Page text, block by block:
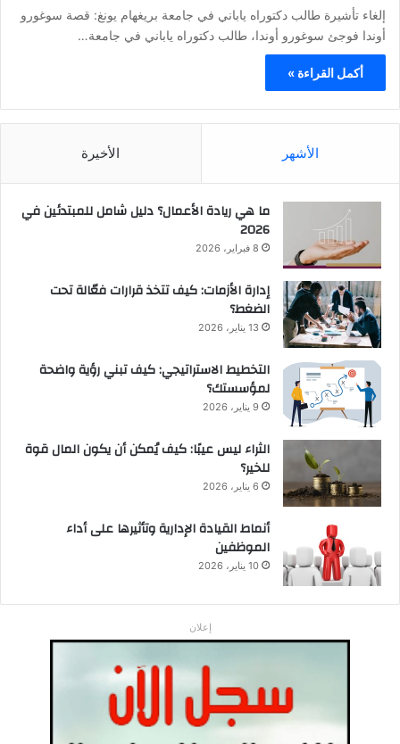
إلغاء تأشيرة طالب دكتوراه ياباني في جامعة بريغهام يونغ: قصة سوغورو
أوندا فوجئ سوغورو أوندا، طالب دكتوراه ياباني في جامعة…
أكمل القراءة »
الأشهر الأخيرة
ما هي ريادة الأعمال؟ دليل شامل للمبتدئين في
2026
8 فبراير، 2026
إدارة الأزمات: كيف تتخذ قرارات فعّالة تحت
الضغط؟
13 يناير، 2026
التخطيط الاستراتيجي: كيف تبني رؤية واضحة
لمؤسستك؟
9 يناير، 2026
الثراء ليس عيبًا: كيف يُمكن أن يكون المال قوة
للخير؟
6 يناير، 2026
أنماط القيادة الإدارية وتأثيرها على أداء
الموظفين
10 يناير، 2026
إعلان